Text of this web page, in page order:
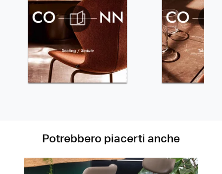
Potrebbero piacerti anche